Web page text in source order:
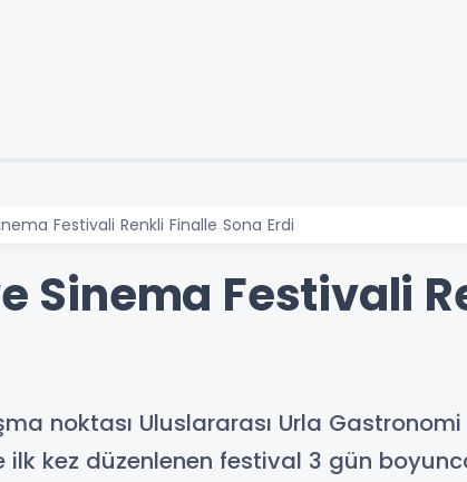
Festivali Renkli Finalle Sona Erdi
Sinema Festivali
noktası Uluslararası Urla
kez düzenlenen festival 3 gün